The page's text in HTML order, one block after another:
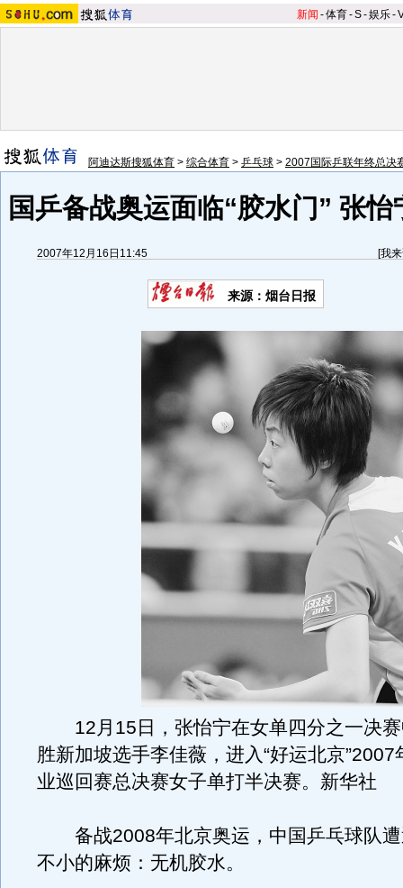
新闻 -体育-S-娱乐-
阿迪达斯搜狐体育 > 综合体育 > 乒乓球 > 2007国际乒联年终总决
国乒备战奥运面临“胶水门” 张
2007年12月16日11:45 [我
来源：烟台日报
12月15日，张怡宁在女单四分之一决赛
胜新加坡选手李佳薇，进入“好运北京
业巡回赛总决赛女子单打半决赛。新华社
备战2008年北京奥运，中国乒乓球队遭
不小的麻烦：无机胶水。